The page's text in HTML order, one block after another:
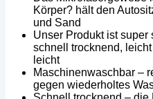
Körper? hält den
und Sand
Unser Produkt ist super
schnell trocknend,
leicht
Maschinenwaschbar –
gegen wiederholtes